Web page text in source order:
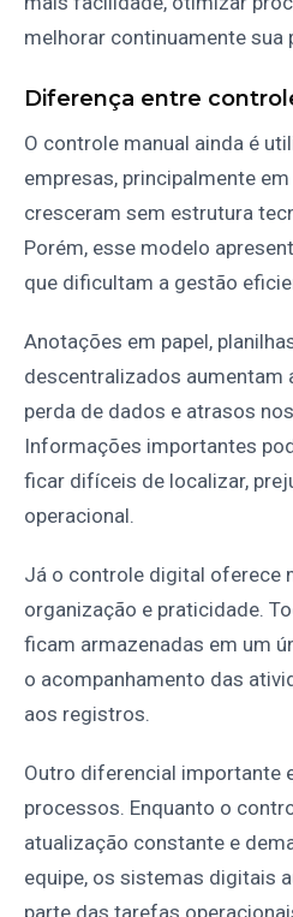
melhorar continuamente sua
Diferença entre
O controle manual ainda é
empresas, principalmente
cresceram sem estrutura
Porém, esse modelo
que dificultam a gestão
Anotações em papel,
descentralizados aumentam
perda de dados e atrasos
Informações importantes
ficar difíceis de localizar,
operacional.
Já o controle digital oferece
organização e praticidade.
ficam armazenadas em um
o acompanhamento das
aos registros.
Outro diferencial importante
processos. Enquanto o
atualização constante e
equipe, os sistemas digitais
parte das tarefas